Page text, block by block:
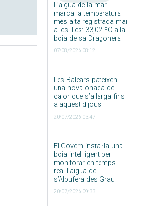
L’aigua de la mar
marca la temperatura
més alta registrada mai
a les Illes: 33,02 ºC a la
boia de sa Dragonera
07/08/2026 08:12
Les Balears pateixen
una nova onada de
calor que s’allarga fins
a aquest dijous
20/07/2026 03:47
El Govern instal·la una
boia intel·ligent per
monitorar en temps
real l’aigua de
s’Albufera des Grau
20/07/2026 09:33